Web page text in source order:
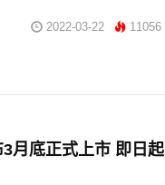
2022-03-22 11056
月底正式上市 即日起